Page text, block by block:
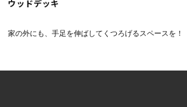
ウッドデッキ
家の外にも、手足を伸ばしてくつろげるスペースを！